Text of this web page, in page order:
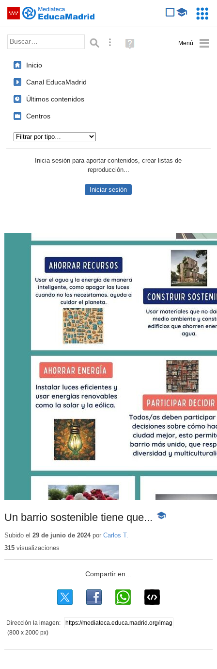
Saltar navegación
Palabra o frase: Búsqueda avanzada
Ayuda
(en
Inicio
Canal EducaMadrid
Últimos contenidos
Centros
Inicia sesión para aportar contenidos, crear listas de
reproducción...
Iniciar sesión
Un barrio sostenible tiene que...
-
Subido el 29 de junio de 2024por Carlos T.
315visualizaciones
Dirección la imagen:
(800 x 2000 px)